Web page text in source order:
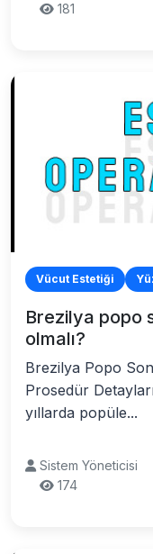
181
Vücut Estetiği
Brezilya popo
olmalı?
Brezilya Popo
Prosedür
yıllarda popüle...
Sistem Yöneticisi
174